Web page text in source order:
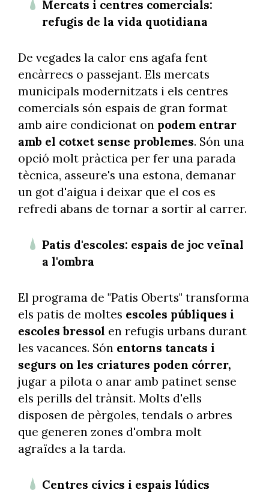
Mercats i centres comercials:
refugis de la vida quotidiana
De vegades la calor ens agafa fent
encàrrecs o passejant. Els mercats
municipals modernitzats i els centres
comercials són espais de gran format
amb aire condicionat on podem entrar
amb el cotxet sense problemes. Són una
opció molt pràctica per fer una parada
tècnica, asseure's una estona, demanar
un got d'aigua i deixar que el cos es
refredi abans de tornar a sortir al carrer.
Patis d'escoles: espais de joc veïnal
a l'ombra
El programa de "Patis Oberts" transforma
els patis de moltes escoles públiques i
escoles bressol en refugis urbans durant
les vacances. Són entorns tancats i
segurs on les criatures poden córrer,
jugar a pilota o anar amb patinet sense
els perills del trànsit. Molts d'ells
disposen de pèrgoles, tendals o arbres
que generen zones d'ombra molt
agraïdes a la tarda.
Centres cívics i espais lúdics